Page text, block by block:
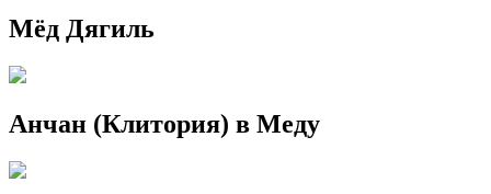
Мёд Дягиль
Анчан (Клитория) в Меду